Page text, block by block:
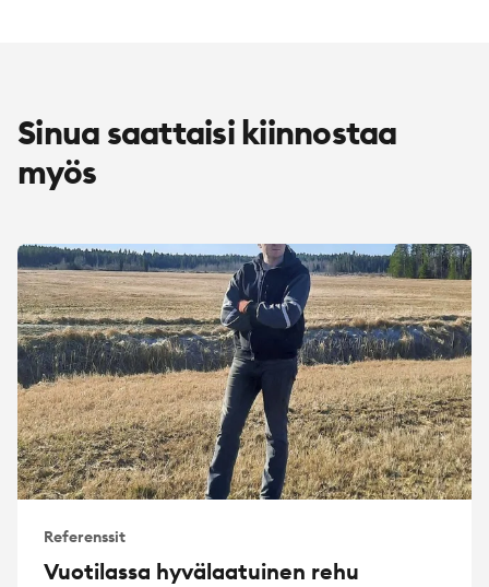
Sinua saattaisi kiinnostaa
myös
Referenssit
Vuotilassa hyvälaatuinen rehu